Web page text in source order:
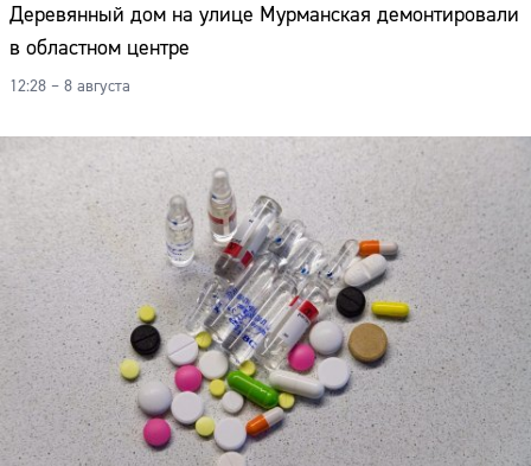
Деревянный дом на улице Мурманская демонтировали
в областном центре
12:28 – 8 августа